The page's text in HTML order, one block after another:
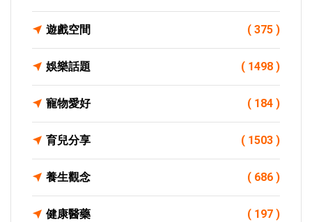
遊戲空間 ( 375 )
娛樂話題 ( 1498 )
寵物愛好 ( 184 )
育兒分享 ( 1503 )
養生觀念 ( 686 )
健康醫藥 ( 197 )